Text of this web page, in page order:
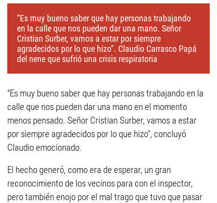
“Es muy bueno saber que hay personas trabajando
en la calle que nos pueden dar una mano. Señor
Cristian Surber, vamos a estar por siempre
agradecidos por lo que hizo”. Claudio Carrasco Papá
del nene que sufrió una crisis respiratoria
“Es muy bueno saber que hay personas trabajando en la
calle que nos pueden dar una mano en el momento
menos pensado. Señor Cristian Surber, vamos a estar
por siempre agradecidos por lo que hizo”, concluyó
Claudio emocionado.
El hecho generó, como era de esperar, un gran
reconocimiento de los vecinos para con el inspector,
pero también enojo por el mal trago que tuvo que pasar